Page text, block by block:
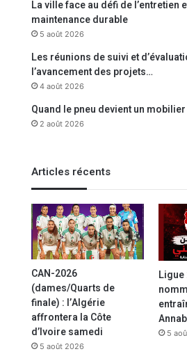
La ville face au défi de l’entretien
maintenance durable
5 août 2026
Les réunions de suivi et
l’avancement des projets…
4 août 2026
Quand le pneu devient un
2 août 2026
Articles récents
CAN-2026
(dames/Quarts de
finale) : l’Algérie
affrontera la Côte
d’Ivoire samedi
5 août 2026
Ligue
5